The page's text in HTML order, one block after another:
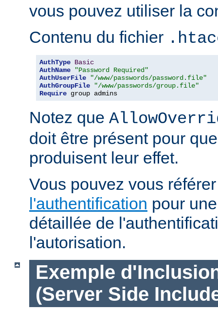
vous pouvez utiliser la
Contenu du fichier
AuthType Basic
AuthName
"Password Required"
AuthUserFile
"/www/passwords/password.file"
AuthGroupFile
"/www/passwords/group.file"
Require group admins
Notez que
doit être présent pour
produisent leur effet.
Vous pouvez vous
l'authentification pour
détaillée de
l'autorisation.
Exemple
(Server Side